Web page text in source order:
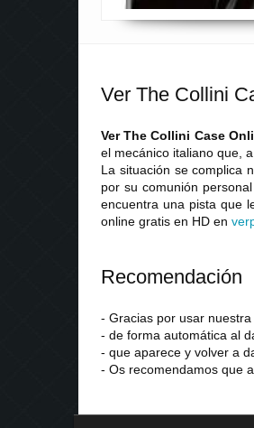
Ver The Collini
Ver The Collini Case
el mecánico italiano que,
La situación se complica
por su comunión
encuentra una pista que
online gratis en HD en
Recomendación
- Gracias por usar
- de forma automática al
- que aparece y volver a
- Os recomendamos que